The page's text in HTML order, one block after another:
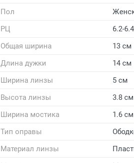
Пол
РЦ
6.2-
Общая ширина
13 см
Длина дужки
14 см
Ширина линзы
5 см
Высота линзы
3.8 см
Ширина мостика
1.6 см
Тип оправы
Материал линзы